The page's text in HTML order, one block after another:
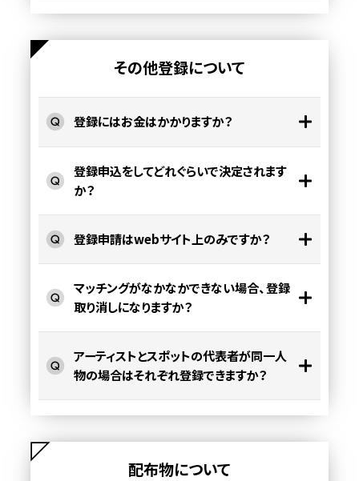
その他登録について
登録にはお金はかかりますか？
登録申込をしてどれぐらいで決定されます
か？
登録申請はwebサイト上のみですか？
マッチングがなかなかできない場合、登録
取り消しになりますか？
アーティストとスポットの代表者が同一人
物の場合はそれぞれ登録できますか？
配布物について